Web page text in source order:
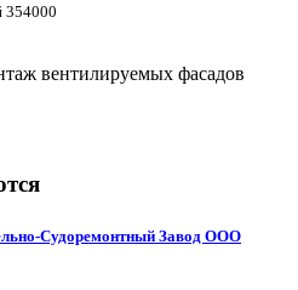
354000
вентилируемых фасадов
Судоремонтный Завод ООО